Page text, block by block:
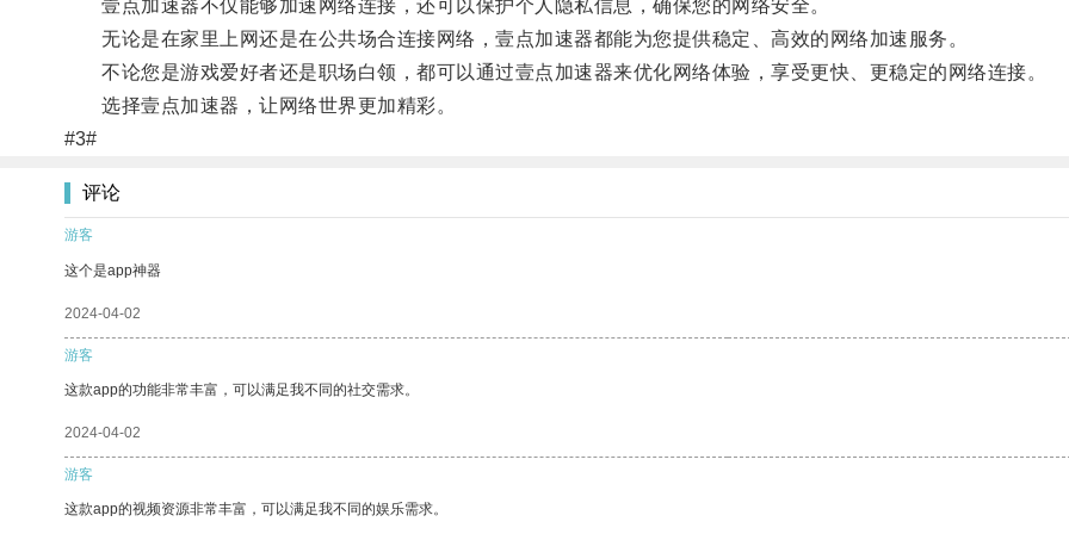
壹点加速器不仅能够加速网络连接，还可以保护个人隐私信息，确保您的网络安全。
无论是在家里上网还是在公共场合连接网络，壹点加速器都能为您提供稳定、高效的网络加速服务。
不论您是游戏爱好者还是职场白领，都可以通过壹点加速器来优化网络体验，享受更快、更稳定的网络连接。
选择壹点加速器，让网络世界更加精彩。
#3#
评论
游客
这个是app神器
2024-04-02
游客
这款app的功能非常丰富，可以满足我不同的社交需求。
2024-04-02
游客
这款app的视频资源非常丰富，可以满足我不同的娱乐需求。